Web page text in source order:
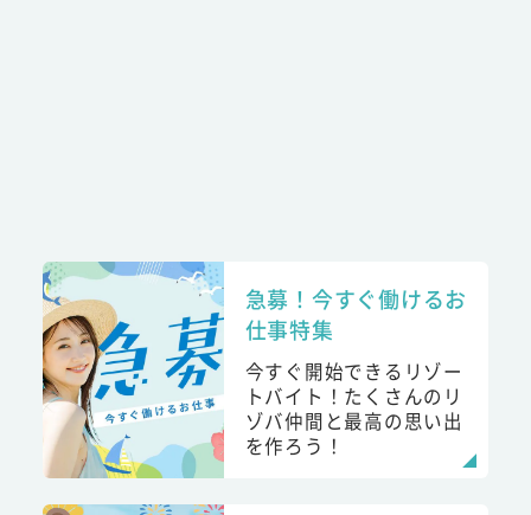
急募！今すぐ働けるお
仕事特集
今すぐ開始できるリゾー
トバイト！たくさんのリ
ゾバ仲間と最高の思い出
を作ろう！